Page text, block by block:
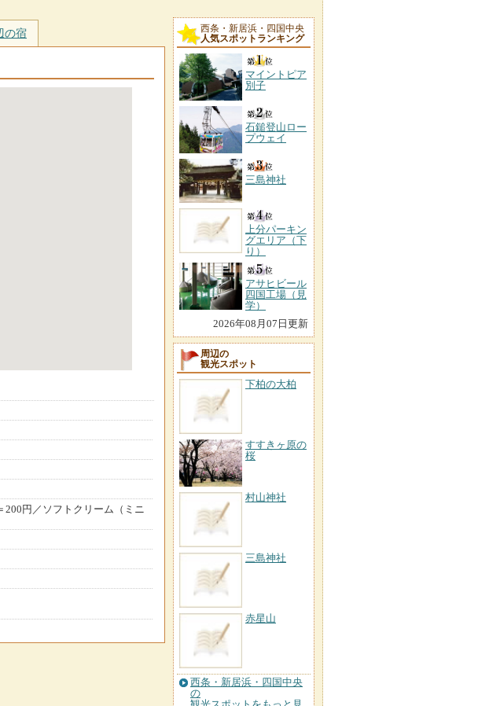
の宿
円／ソフトクリーム（ミニ
西条・新居浜・四国中央
人気スポットランキング
マイントピア
別子
石鎚登山ロー
プウェイ
三島神社
上分パーキン
グエリア（下
り）
アサヒビール
四国工場（見
学）
2026年08月07日更新
周辺の
観光スポット
下柏の大柏
すすきヶ原の
桜
村山神社
三島神社
赤星山
西条・新居浜・四国中央
の